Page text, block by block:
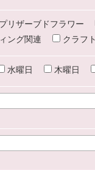
プリザーブドフラワー
ング関連 クラフト
水曜日 木曜日